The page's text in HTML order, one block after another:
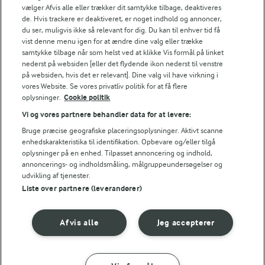
Fødevarestyrelsens smiley-rapporter for Lurpak PB
Følg
© 2026 Arla Foods
Vælg en anden cookies
Betingelser for brug
Håndtering af personlige oplysninger
vælger Afvis alle eller trækker dit samtykke tilbage, deaktiveres
de. Hvis trackere er deaktiveret, er noget indhold og annoncer,
du ser, muligvis ikke så relevant for dig. Du kan til enhver tid få
vist denne menu igen for at ændre dine valg eller trække
samtykke tilbage når som helst ved at klikke Vis formål på linket
nederst på websiden [eller det flydende ikon nederst til venstre
på websiden, hvis det er relevant]. Dine valg vil have virkning i
vores Website. Se vores privatliv politik for at få flere
oplysninger. Cookie politik
Vi og vores partnere behandler data for at levere:
Bruge præcise geografiske placeringsoplysninger. Aktivt scanne
enhedskarakteristika til identifikation. Opbevare og/eller tilgå
oplysninger på en enhed. Tilpasset annoncering og indhold,
annoncerings- og indholdsmåling, målgruppeundersøgelser og
udvikling af tjenester.
Liste over partnere (leverandører)
Jeg accepterer
Afvis alle